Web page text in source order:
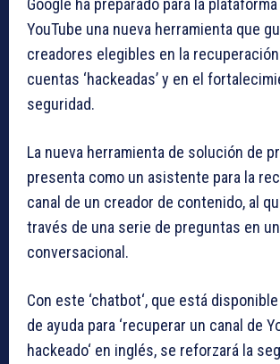
YouTube una nueva herramienta que
creadores elegibles en la
cuentas ‘hackeadas’ y en el
seguridad.
La nueva herramienta de solución de
presenta como un asistente para la
canal de un creador de contenido, al
través de una serie de preguntas en
conversacional.
Con este ‘chatbot‘, que está
de ayuda para ‘recuperar un canal de
hackeado‘ en inglés, se reforzará la